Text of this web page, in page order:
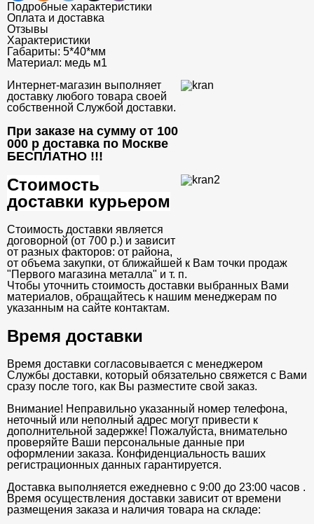
Подробные характеристики
Оплата и доставка
Отзывы
Характеристики
Габариты: 5*40*мм
Материал: медь м1
Интернет-магазин выполняет
доставку любого товара своей
собственной Службой доставки.
При заказе на сумму от 100
000 р доставка по Москве
БЕСПЛАТНО !!!
Стоимость
доставки курьером
Стоимость доставки является
договорной (от 700 р.) и зависит
от разных факторов: от района,
от объема закупки, от ближайшей к Вам точки продаж
"Первого магазина металла" и т. п.
Чтобы уточнить стоимость доставки выбранных Вами
материалов, обращайтесь к нашим менеджерам по
указанным на сайте контактам.
Время доставки
Время доставки согласовывается с менеджером
Службы доставки, который обязательно свяжется с Вами
сразу после того, как Вы разместите свой заказ.
Внимание! Неправильно указанный номер телефона,
неточный или неполный адрес могут привести к
дополнительной задержке! Пожалуйста, внимательно
проверяйте Ваши персональные данные при
оформлении заказа. Конфиденциальность ваших
регистрационных данных гарантируется.
Доставка выполняется ежедневно с 9:00 до 23:00 часов .
Время осуществления доставки зависит от времени
размещения заказа и наличия товара на складе: